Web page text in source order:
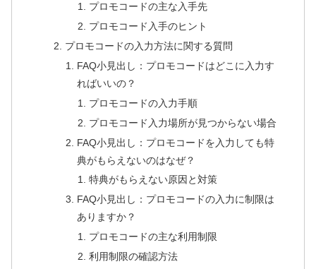
プロモコードの主な入手先
プロモコード入手のヒント
プロモコードの入力方法に関する質問
FAQ小見出し：プロモコードはどこに入力す
ればいいの？
プロモコードの入力手順
プロモコード入力場所が見つからない場合
FAQ小見出し：プロモコードを入力しても特
典がもらえないのはなぜ？
特典がもらえない原因と対策
FAQ小見出し：プロモコードの入力に制限は
ありますか？
プロモコードの主な利用制限
利用制限の確認方法